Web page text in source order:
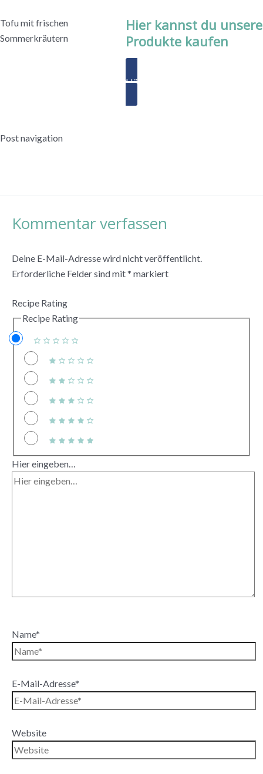
Tofu mit frischen
Sommerkräutern
Hier kannst du unsere
Produkte kaufen
Händler finden
Post navigation
Kommentar verfassen
Deine E-Mail-Adresse wird nicht veröffentlicht.
Erforderliche Felder sind mit* markiert
Recipe Rating
Recipe Rating
Hier eingeben…
Name*
E-Mail-Adresse*
Website